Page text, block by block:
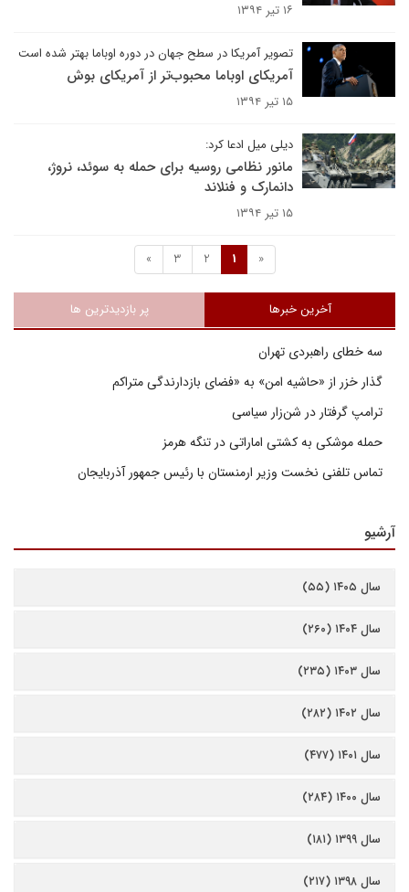
۱۶ تیر ۱۳۹۴
تصویر آمریکا در سطح جهان در دوره اوباما بهتر شده است
آمریکای اوباما محبوب‌تر از آمریکای بوش
۱۵ تیر ۱۳۹۴
دیلی میل ادعا کرد:
مانور نظامی روسیه برای حمله به سوئد، نروژ،
دانمارک و فنلاند
۱۵ تیر ۱۳۹۴
«
1
2
3
»
آخرین خبرها پر بازدیدترین ها
سه خطای راهبردی تهران
گذار خزر از «حاشیه امن» به «فضای بازدارندگی متراکم
ترامپ گرفتار در شن‌زار سیاسی
حمله موشکی به کشتی اماراتی در تنگه هرمز
تماس تلفنی نخست وزیر ارمنستان با رئیس جمهور آذربایجان
آرشیو
سال ۱۴۰۵ (۵۵)
سال ۱۴۰۴ (۲۶۰)
سال ۱۴۰۳ (۲۳۵)
سال ۱۴۰۲ (۲۸۲)
سال ۱۴۰۱ (۴۷۷)
سال ۱۴۰۰ (۲۸۴)
سال ۱۳۹۹ (۱۸۱)
سال ۱۳۹۸ (۲۱۷)